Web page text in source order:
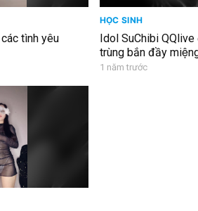
tình yêu
HỌC SINH
Idol SuChibi
trùng bắn đầy
1 năm trước